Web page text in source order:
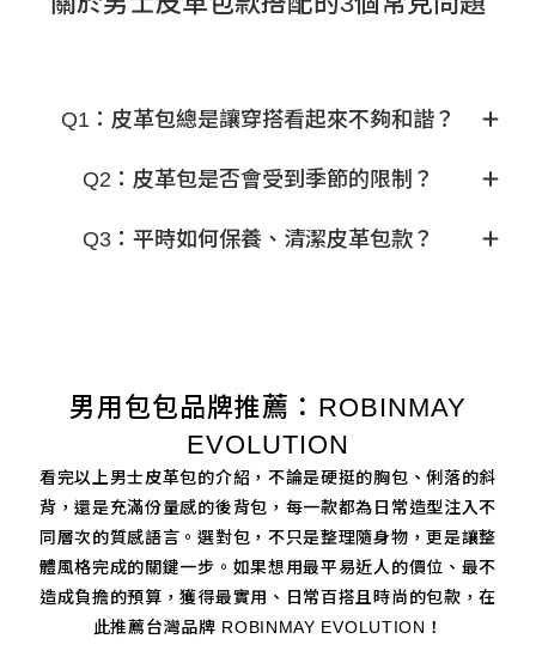
Q1：皮革包總是讓穿搭看起來不夠和諧？
Q2：皮革包是否會受到季節的限制？
Q3：平時如何保養、清潔皮革包款？
男用包包品牌推薦：ROBINMAY
EVOLUTION
看完以上男士皮革包的介紹，不論是硬挺的胸包、俐落的斜
背，還是充滿份量感的後背包，每一款都為日常造型注入不
同層次的質感語言。選對包，不只是整理隨身物，更是讓整
體風格完成的關鍵一步。如果想用最平易近人的價位、最不
造成負擔的預算，獲得最實用、日常百搭且時尚的包款，在
此推薦台灣品牌 ROBINMAY EVOLUTION！